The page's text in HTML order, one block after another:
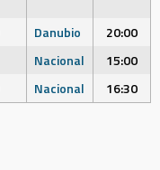
Danubio
20:00
Nacional
15:00
Nacional 16:30